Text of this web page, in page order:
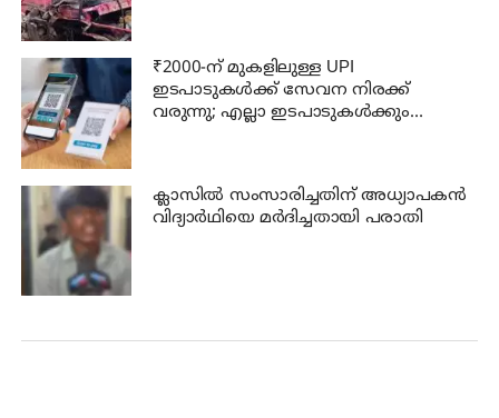
₹2000-ന് മുകളിലുള്ള UPI
ഇടപാടുകൾക്ക് സേവന നിരക്ക്
വരുന്നു; എല്ലാ ഇടപാടുകൾക്കും
ക്ലാസില്‍ സംസാരിച്ചതിന് അധ്യാപകന്‍
വിദ്യാര്‍ഥിയെ മര്‍ദിച്ചതായി പരാതി